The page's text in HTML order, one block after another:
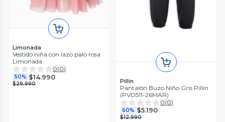
Limonada
Vestido niña con lazo palo rosa
Limonada
0(0)
50% $14.990
$29.990 Pillin
Pantalón Buzo Niño Gris Pillin
(PVD511-26MAR)
0(0)
60% $5.190
$12.990